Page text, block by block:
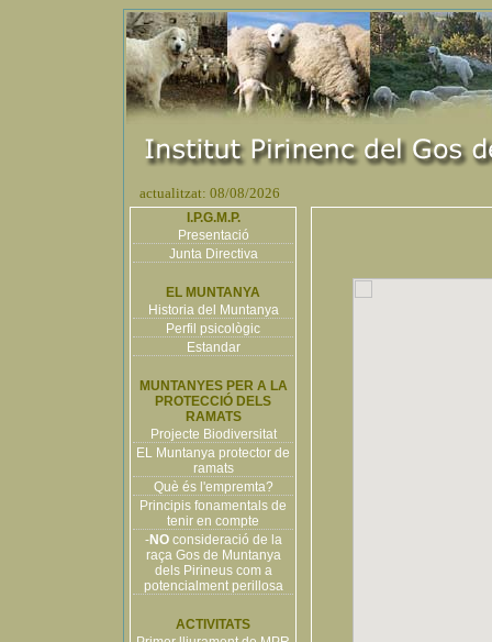
actualitzat: 08/08/2026
I.P.G.M.P.
Presentació
Junta Directiva
EL MUNTANYA
Historia del Muntanya
Perfil psicològic
Estandar
MUNTANYES PER A LA
PROTECCIÓ DELS
RAMATS
Projecte Biodiversitat
EL Muntanya protector de
ramats
Què és l'empremta?
Principis fonamentals de
tenir en compte
-NOconsideració de la
raça Gos de Muntanya
dels Pirineus com a
potencialment perillosa
ACTIVITATS